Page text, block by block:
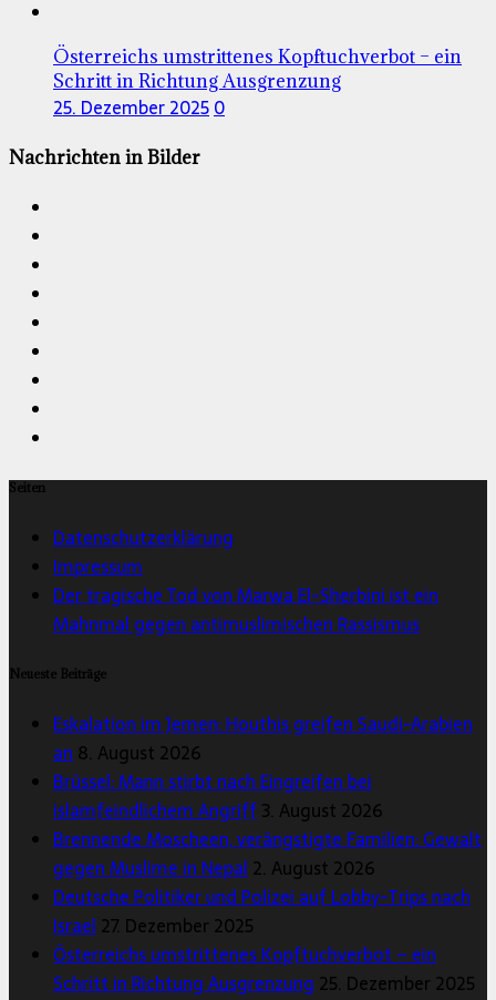
Österreichs umstrittenes Kopftuchverbot – ein
Schritt in Richtung Ausgrenzung
25. Dezember 20250
Nachrichten in Bilder
Seiten
Datenschutzerklärung
Impressum
Der tragische Tod von Marwa El-Sherbini ist ein
Mahnmal gegen antimuslimischen Rassismus
Neueste Beiträge
Eskalation im Jemen: Houthis greifen Saudi-Arabien
an 8. August 2026
Brüssel: Mann stirbt nach Eingreifen bei
islamfeindlichem Angriff3. August 2026
Brennende Moscheen, verängstigte Familien: Gewalt
gegen Muslime in Nepal 2. August 2026
Deutsche Politiker und Polizei auf Lobby-Trips nach
Israel 27. Dezember 2025
Österreichs umstrittenes Kopftuchverbot – ein
Schritt in Richtung Ausgrenzung 25. Dezember 2025